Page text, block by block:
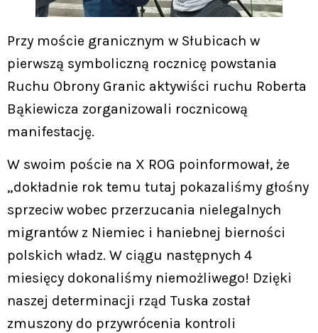
Przy moście granicznym w Słubicach w
pierwszą symboliczną rocznicę powstania
Ruchu Obrony Granic aktywiści ruchu Roberta
Bąkiewicza zorganizowali rocznicową
manifestację.
W swoim poście na X ROG poinformował, że
„dokładnie rok temu tutaj pokazaliśmy głośny
sprzeciw wobec przerzucania nielegalnych
migrantów z Niemiec i haniebnej bierności
polskich władz. W ciągu następnych 4
miesięcy dokonaliśmy niemożliwego! Dzięki
naszej determinacji rząd Tuska został
zmuszony do przywrócenia kontroli